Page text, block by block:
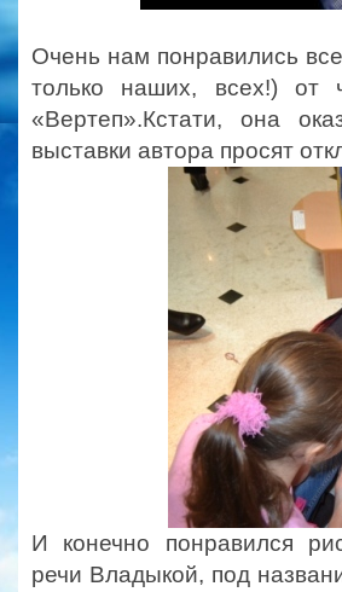
Очень нам понравились
только наших, всех!) от
«Вертеп».Кстати, она
выставки автора просят
И конечно понравился
речи Владыкой, под